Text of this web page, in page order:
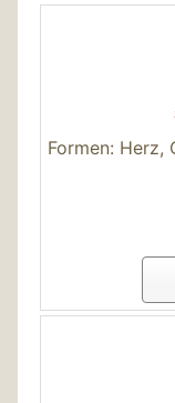
Formen: Herz,